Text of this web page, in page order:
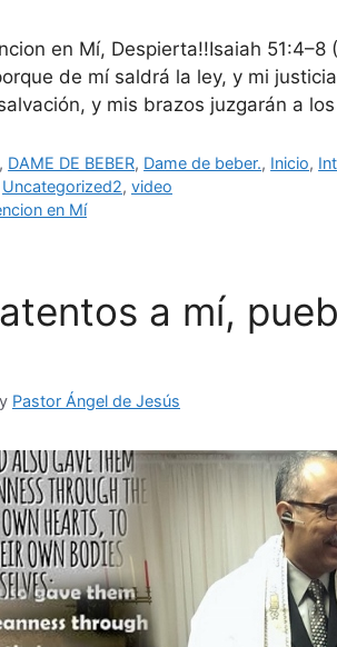
en Mí, Despierta!!Isaiah
de mí saldrá la ley, y mi
y mis brazos juzgarán a
, DAME DE BEBER, Dame de beber., Inicio,
Uncategorized2, video
en Mí
a mí,
Pastor Ángel de Jesús